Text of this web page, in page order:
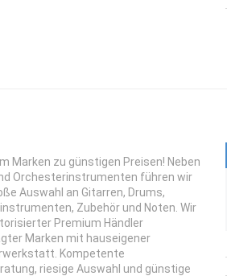
Marken zu günstigen Preisen! Neben
Orchesterinstrumenten führen wir
Auswahl an Gitarren, Drums,
Zubehör und Noten. Wir
Premium Händler
Marken mit hauseigener
Kompetente
riesige Auswahl und günstige